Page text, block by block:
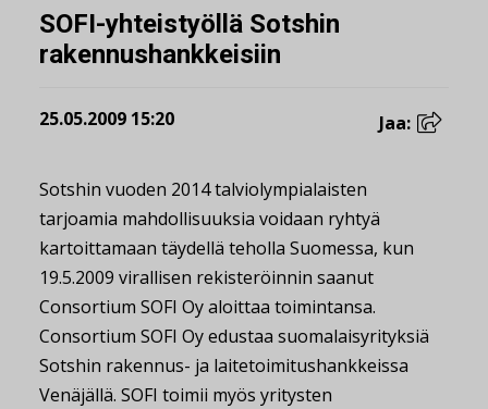
SOFI-yhteistyöllä Sotshin
rakennushankkeisiin
25.05.2009 15:20 Jaa:
Sotshin vuoden 2014 talviolympialaisten
tarjoamia mahdollisuuksia voidaan ryhtyä
kartoittamaan täydellä teholla Suomessa, kun
19.5.2009 virallisen rekisteröinnin saanut
Consortium SOFI Oy aloittaa toimintansa.
Consortium SOFI Oy edustaa suomalaisyrityksiä
Sotshin rakennus- ja laitetoimitushankkeissa
Venäjällä. SOFI toimii myös yritysten